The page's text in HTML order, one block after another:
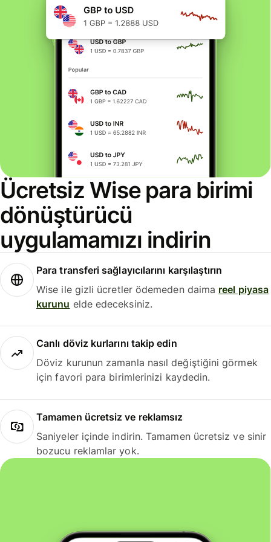
Ücretsiz Wise para birimi
dönüştürücü
uygulamamızı indirin
Para transferi sağlayıcılarını karşılaştırın
Wise ile gizli ücretler ödemeden daima reel piyasa
kurunu elde edeceksiniz.
Canlı döviz kurlarını takip edin
Döviz kurunun zamanla nasıl değiştiğini görmek
için favori para birimlerinizi kaydedin.
Tamamen ücretsiz ve reklamsız
Saniyeler içinde indirin. Tamamen ücretsiz ve sinir
bozucu reklamlar yok.